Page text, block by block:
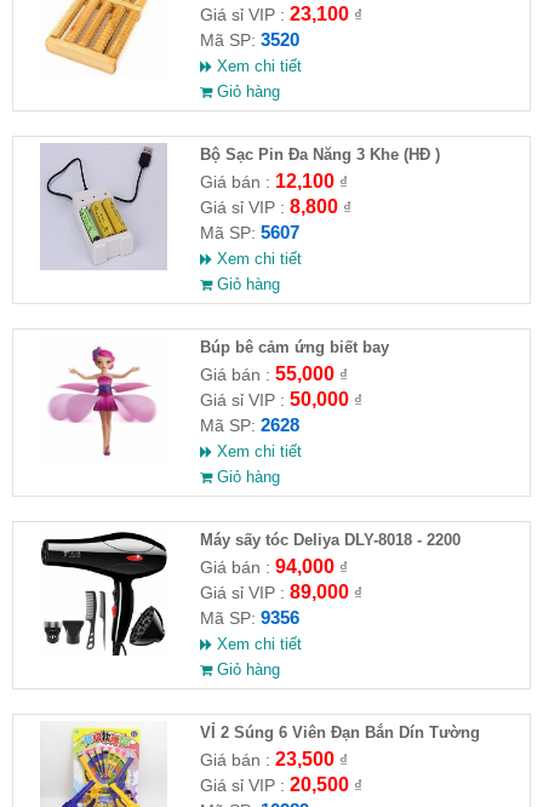
Giá sỉ VIP : 23,100₫
Mã SP: 3520
Xem chi tiết
Giỏ hàng
Bộ Sạc Pin Đa Năng 3 Khe (HĐ )
Giá bán : 12,100₫
Giá sỉ VIP : 8,800₫
Mã SP: 5607
Xem chi tiết
Giỏ hàng
​Búp bê cảm ứng biết bay
Giá bán : 55,000₫
Giá sỉ VIP : 50,000₫
Mã SP: 2628
Xem chi tiết
Giỏ hàng
Máy sấy tóc Deliya DLY-8018 - 2200
Giá bán : 94,000₫
Giá sỉ VIP : 89,000₫
Mã SP: 9356
Xem chi tiết
Giỏ hàng
VỈ 2 Súng 6 Viên Đạn Bắn Dín Tường
Giá bán : 23,500₫
Giá sỉ VIP : 20,500₫